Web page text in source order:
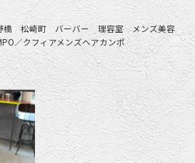
松崎町 バーバー 理容室 メンズ美容
／クフィアメンズヘアカンポ